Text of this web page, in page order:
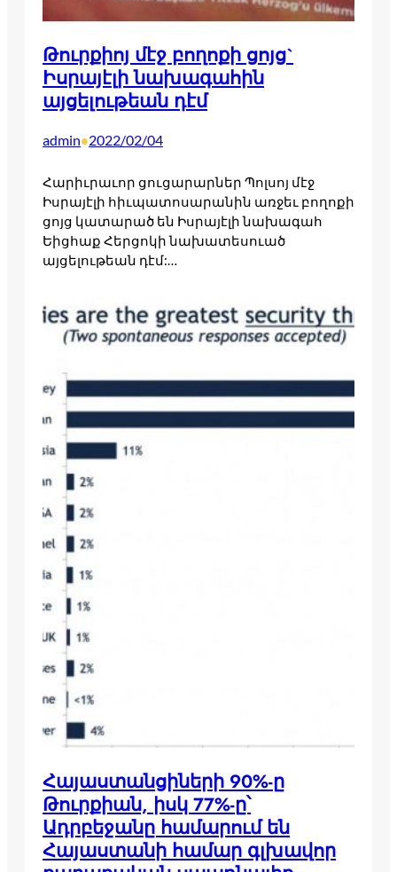
Թուրքիոյ մէջ բողոքի ցոյց`
Իսրայէլի նախագահին
այցելութեան դէմ
admin•2022/02/04
Հարիւրաւոր ցուցարարներ Պոլսոյ մէջ
Իսրայէլի հիւպատոսարանին առջեւ բողոքի
ցոյց կատարած են Իսրայէլի նախագահ
Եիցհաք Հերցոկի նախատեսուած
այցելութեան դէմ:…
Հայաստանցիների 90%-ը
Թուրքիան, իսկ 77%-ը՝
Ադրբեջանը համարում են
Հայաստանի համար գլխավոր